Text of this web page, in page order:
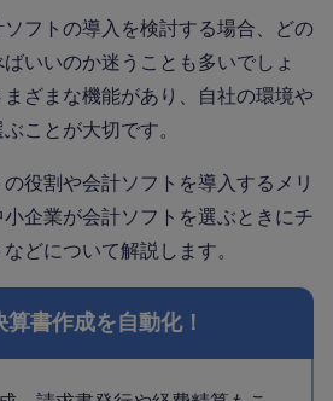
フトの導入を検討する場合、どの
いいのか迷うことも多いでしょ
ざまな機能があり、自社の環境や
ことが大切です。
役割や会計ソフトを導入するメリ
企業が会計ソフトを選ぶときにチ
どについて解説します。
算書作成を自動化！